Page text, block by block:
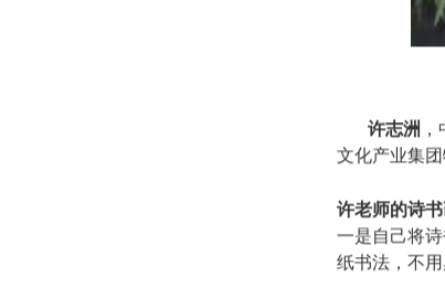
许志洲，
文化产业集
许老师的诗
一是自己将